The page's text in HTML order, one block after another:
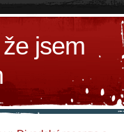
jsem